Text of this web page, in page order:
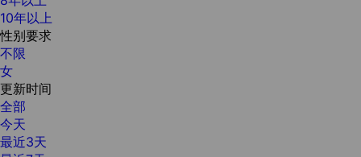
10年以上
性别要求
不限
女
更新时间
全部
今天
最近3天